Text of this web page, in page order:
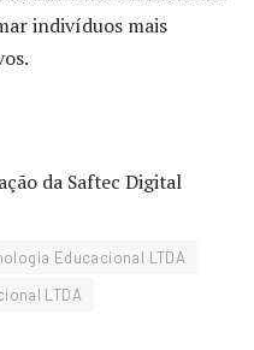
indivíduos mais
da Saftec Digital
Educacional LTDA
LTDA